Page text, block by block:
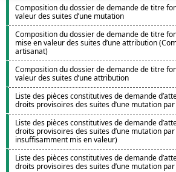
Composition du dossier de demande de titre
valeur des suites d’une mutation
Composition du dossier de demande de titre
mise en valeur des suites d’une attribution
artisanat)
Composition du dossier de demande de titre
valeur des suites d’une attribution
Liste des pièces constitutives de demande
droits provisoires des suites d’une mutation
Liste des pièces constitutives de demande
droits provisoires des suites d’une mutation
insuffisamment mis en valeur)
Liste des pièces constitutives de demande
droits provisoires des suites d’une mutation